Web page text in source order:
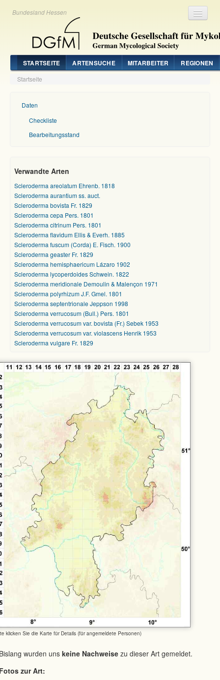
Bundesland Hessen
STARTSEITE ARTENSUCHE MITARBEITER REGIONEN
Startseite
Daten
Checkliste
Bearbeitungsstand
Verwandte Arten
Scleroderma areolatum Ehrenb. 1818
Scleroderma aurantium ss. auct.
Scleroderma bovista Fr. 1829
Scleroderma cepa Pers. 1801
Scleroderma citrinum Pers. 1801
Scleroderma flavidum Ellis & Everh. 1885
Scleroderma fuscum (Corda) E. Fisch. 1900
Scleroderma geaster Fr. 1829
Scleroderma hemisphaericum Lázaro 1902
Scleroderma lycoperdoides Schwein. 1822
Scleroderma meridionale Demoulin & Malençon 1971
Scleroderma polyrhizum J.F. Gmel. 1801
Scleroderma septentrionale Jeppson 1998
Scleroderma verrucosum (Bull.) Pers. 1801
Scleroderma verrucosum var. bovista (Fr.) Sebek 1953
Scleroderma verrucosum var. violascens Henrik 1953
Scleroderma vulgare Fr. 1829
klicken Sie die Karte für Details (für angemeldete Personen)
wurden uns keine Nachweise zu dieser Art gemeldet.
zur Art: